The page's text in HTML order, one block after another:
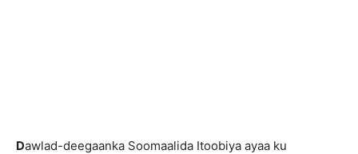
Dawlad-deegaanka Soomaalida Itoobiya ayaa ku